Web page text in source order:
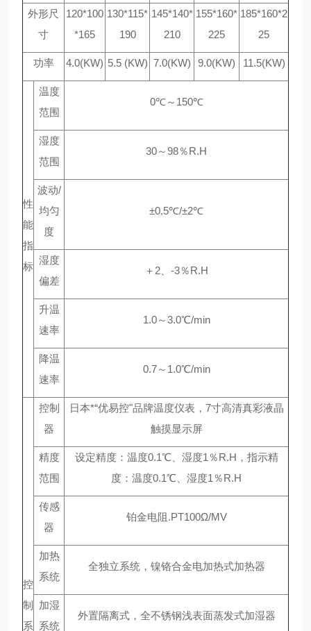
外形尺
寸
120*100
*165
130*115*
190
145*140*
210
155*160*
225
185*160*2
25
功率 4.0(KW) 5.5 (KW) 7.0(KW) 9.0(KW) 11.5(KW)
性
能
指
标
温度
范围
0℃～150℃
湿度
范围
30～98％R.H
波动/
均匀
度
±0.5℃/±2℃
湿度
偏差
＋2、-3％R.H
升温
速率
1.0～3.0℃/min
降温
速率
0.7～1.0℃/min
控
制
系
控制
器
日本*“优易控"品牌温度仪表，7寸高清真彩液晶
触摸显示屏
精度
范围
设定精度：温度0.1℃、湿度1％R.H，指示精
度：温度0.1℃、湿度1％R.H
传感
器
铂金电阻.PT100Ω/MV
加热
系统
全独立系统，镍铬合金电加热式加热器
加湿
系统
外置隔离式，全不锈钢浅表面蒸发式加湿器